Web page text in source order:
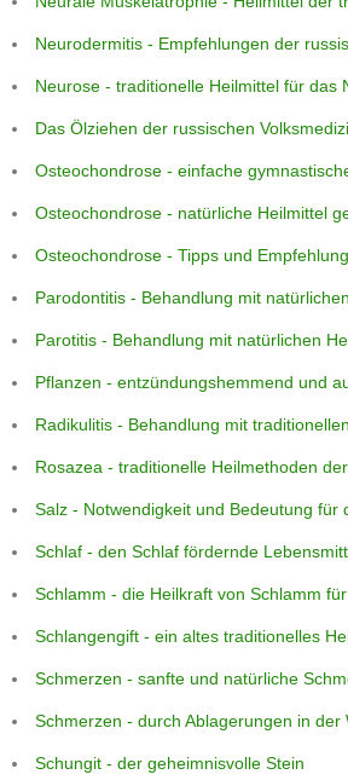
Neurodermitis - Empfehlungen der
Neurose - traditionelle Heilmittel für das
Das Ölziehen der russischen
Osteochondrose - einfache
Osteochondrose - natürliche Heilmittel
Osteochondrose - Tipps und
Parodontitis - Behandlung mit
Parotitis - Behandlung mit natürlichen
Pflanzen - entzündungshemmend und
Radikulitis - Behandlung mit
Rosazea - traditionelle Heilmethoden
Salz - Notwendigkeit und Bedeutung für
Schlaf - den Schlaf fördernde
Schlamm - die Heilkraft von Schlamm
Schlangengift - ein altes traditionelles
Schmerzen - sanfte und natürliche
Schmerzen - durch Ablagerungen in der
Schungit - der geheimnisvolle Stein